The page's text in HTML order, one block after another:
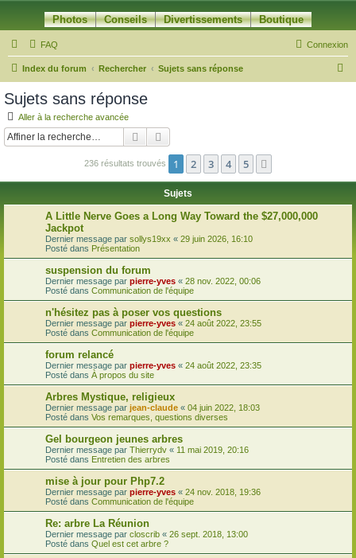
Photos Conseils Divertissements Boutique
FAQ Connexion
Index du forum Rechercher Sujets sans réponse
c
Sujets sans réponse
Aller à la recherche avancée
Rechercher
236 résultats trouvés 1 2 3 4 5
Sujets
A Little Nerve Goes a Long Way Toward the $27,000,000
Jackpot
Dernier message par sollys19xx « 29 juin 2026, 16:10
Posté dans Présentation
suspension du forum
Dernier message par pierre-yves « 28 nov. 2022, 00:06
Posté dans Communication de l'équipe
n'hésitez pas à poser vos questions
Dernier message par pierre-yves « 24 août 2022, 23:55
Posté dans Communication de l'équipe
forum relancé
Dernier message par pierre-yves « 24 août 2022, 23:35
Posté dans À propos du site
Arbres Mystique, religieux
Dernier message par jean-claude « 04 juin 2022, 18:03
Posté dans Vos remarques, questions diverses
Gel bourgeon jeunes arbres
Dernier message par Thierrydv « 11 mai 2019, 20:16
Posté dans Entretien des arbres
mise à jour pour Php7.2
Dernier message par pierre-yves « 24 nov. 2018, 19:36
Posté dans Communication de l'équipe
Re: arbre La Réunion
Dernier message par closcrib « 26 sept. 2018, 13:00
Posté dans Quel est cet arbre ?